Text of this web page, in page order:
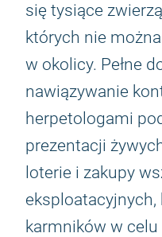
się tysiące
których nie
w okolicy. Pełne
nawiązywanie
herpetologami
prezentacji
loterie i zakupy
eksploatacyjnych,
karmników w